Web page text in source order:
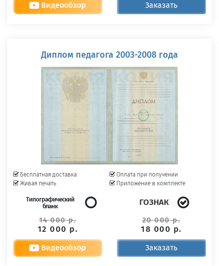
Видеообзор Заказать
Диплом педагога 2003-2008 года
Бесплатная доставка
Живая печать
Оплата при получении
Приложение в комплекте
Типографический
бланк
14 000 р.
12 000 р.
ГОЗНАК
20 000 р.
18 000 р.
Видеообзор Заказать